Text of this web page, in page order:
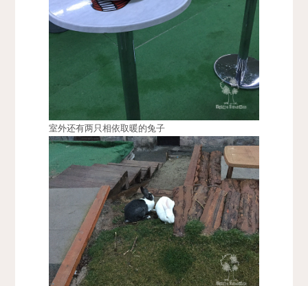
室外还有两只相依取暖的兔子